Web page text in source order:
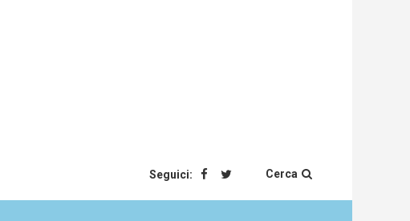
Seguici: Cerca